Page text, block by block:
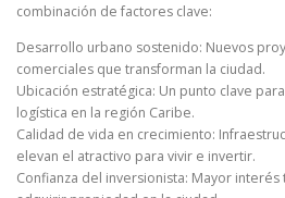
combinación de factores clave:
Desarrollo urbano sostenido: Nuevos
comerciales que transforman la ciudad.
Ubicación estratégica: Un punto clave
logística en la región Caribe.
Calidad de vida en crecimiento:
elevan el atractivo para vivir e invertir.
Confianza del inversionista: Mayor